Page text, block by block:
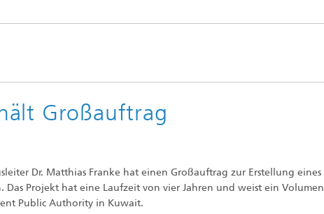
Großauftrag
Dr. Matthias Franke hat einen Großauftrag zur Erstellung eines
Projekt hat eine Laufzeit von vier Jahren und weist ein Volumen
Public Authority in Kuwait.